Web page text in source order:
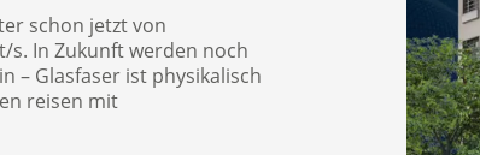
schon jetzt von
s. In Zukunft werden noch
– Glasfaser ist physikalisch
reisen mit